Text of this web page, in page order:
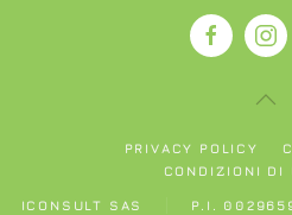
PRIVACY POLICY
CONDIZIONI DI
ICONSULT SAS P.I.